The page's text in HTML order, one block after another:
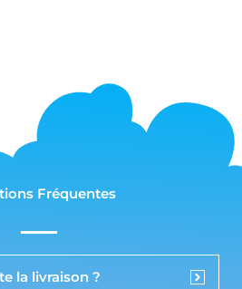
Fréquentes
la livraison ?